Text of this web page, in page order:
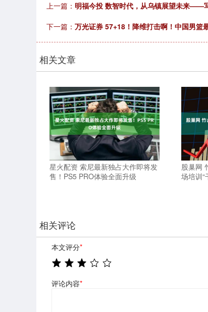
上一篇： 明福今投 数智时代，从乌镇展望未来——
下一篇： 万光证券 57+18！降维打击啊！中国男篮
相关文章
星火配资 索尼最新独占大作即将发
售！PS5 PRO体验全面升级
股巢网
场培训“
相关评论
本文评分*
评论内容*